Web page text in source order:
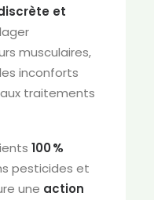
et
musculaires,
inconforts
traitements
100 %
pesticides et
une action